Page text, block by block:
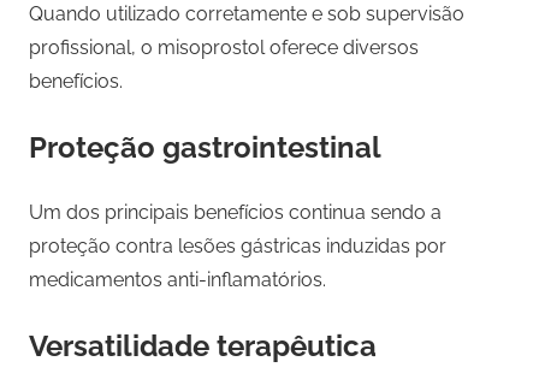
Quando utilizado corretamente e sob supervisão
profissional, o misoprostol oferece diversos
benefícios.
Proteção gastrointestinal
Um dos principais benefícios continua sendo a
proteção contra lesões gástricas induzidas por
medicamentos anti-inflamatórios.
Versatilidade terapêutica